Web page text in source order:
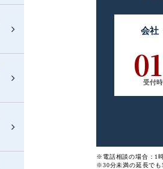
会社
受付
※電話相談の場合：1
※30分未満の延長でも